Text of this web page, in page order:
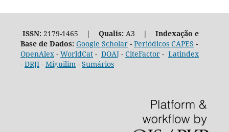
ISSN:2179-1465 | Qualis:A3 | Indexação e
Base de Dados: Google Scholar- Periódicos CAPES -
OpenAlex- WorldCat- DOAJ- CiteFactor- Latindex
- DRJI- Miguilim - Sumários